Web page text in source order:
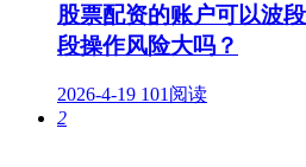
股票配资的账户可以波
段操作风险大吗？
2026-4-19 101阅读
2